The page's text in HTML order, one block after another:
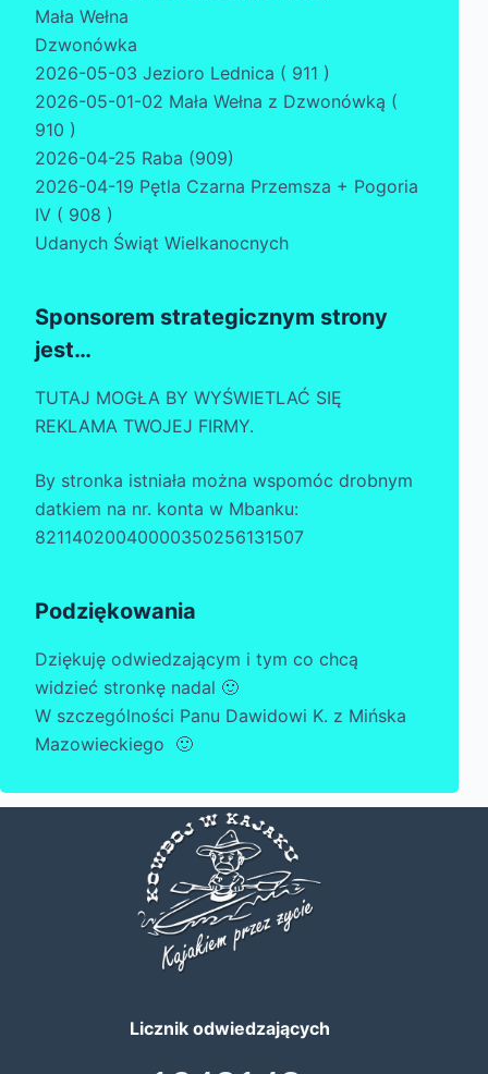
Mała Wełna
Dzwonówka
2026-05-03 Jezioro Lednica ( 911 )
2026-05-01-02 Mała Wełna z Dzwonówką (
910 )
2026-04-25 Raba (909)
2026-04-19 Pętla Czarna Przemsza + Pogoria
IV ( 908 )
Udanych Świąt Wielkanocnych
Sponsorem strategicznym strony
jest…
TUTAJ MOGŁA BY WYŚWIETLAĆ SIĘ
REKLAMA TWOJEJ FIRMY.
By stronka istniała można wspomóc drobnym
datkiem na nr. konta w Mbanku:
82114020040000350256131507
Podziękowania
Dziękuję odwiedzającym i tym co chcą
widzieć stronkę nadal 🙂
W szczególności Panu Dawidowi K. z Mińska
Mazowieckiego 🙂
Licznik odwiedzających